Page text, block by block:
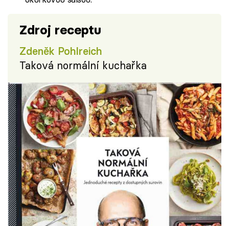
Zdroj receptu
Zdeněk Pohlreich
Taková normální kuchařka